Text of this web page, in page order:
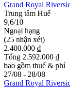
Grand Royal
Trung tâm Huế
9,6/10
Ngoại hạng
(25 nhận xét)
2.400.000 ₫
Tổng 2.592.000 ₫
bao gồm thuế & phí
27/08 - 28/08
Grand Royal